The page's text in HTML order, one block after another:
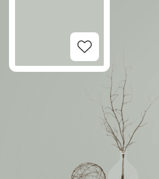
Add to Wishlist